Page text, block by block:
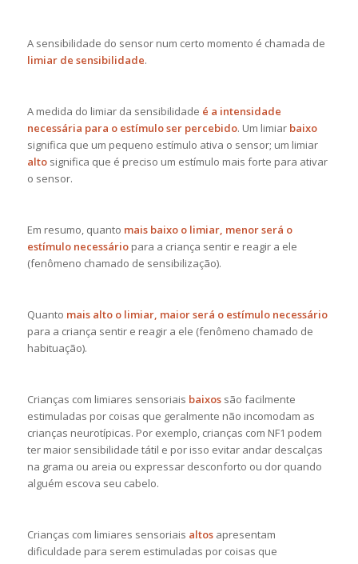
A sensibilidade do sensor num certo momento é chamada de
limiar de sensibilidade.
A medida do limiar da sensibilidade é a intensidade
necessária para o estímulo ser percebido. Um limiar baixo
significa que um pequeno estímulo ativa o sensor; um limiar
altosignifica que é preciso um estímulo mais forte para ativar
o sensor.
Em resumo, quanto mais baixo o limiar, menor será o
estímulo necessáriopara a criança sentir e reagir a ele
(fenômeno chamado de sensibilização).
Quanto mais alto o limiar, maior será o estímulo necessário
para a criança sentir e reagir a ele (fenômeno chamado de
habituação).
Crianças com limiares sensoriais baixossão facilmente
estimuladas por coisas que geralmente não incomodam as
crianças neurotípicas. Por exemplo, crianças com NF1 podem
ter maior sensibilidade tátil e por isso evitar andar descalças
na grama ou areia ou expressar desconforto ou dor quando
alguém escova seu cabelo.
Crianças com limiares sensoriais altosapresentam
dificuldade para serem estimuladas por coisas que